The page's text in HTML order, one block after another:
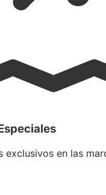
exclusivos en las